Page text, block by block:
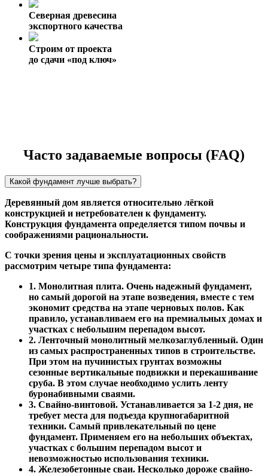
Северная древесина
экспортного качества
Строим от проекта
до сдачи «под ключ»
Часто задаваемые вопросы (FAQ)
Какой фундамент лучше выбрать?
Деревянный дом является относительно лёгкой
конструкцией и нетребователен к фундаменту.
Конструкция фундамента определяется типом почвы и
соображениями рациональности.
С точки зрения цены и эксплуатационных свойств
рассмотрим четыре типа фундамента:
1. Монолитная плита. Очень надежный фундамент,
но самый дорогой на этапе возведения, вместе с тем
экономит средства на этапе черновых полов. Как
правило, устанавливаем его на премиальных домах и
участках с небольшим перепадом высот.
2. Ленточный монолитный мелкозаглубленный. Один
из самых распространенных типов в строительстве.
При этом на пучинистых грунтах возможны
сезонные вертикальные подвижки и перекашивание
сруба. В этом случае необходимо услить ленту
буронабивными сваями.
3. Свайно-винтовой. Устанавливается за 1-2 дня, не
требует места для подъезда крупногабаритной
техники. Самый привлекательный по цене
фундамент. Применяем его на небольших объектах,
участках с большим перепадом высот и
невозможностью использования техники.
4. Железобетонные сваи. Несколько дороже свайно-